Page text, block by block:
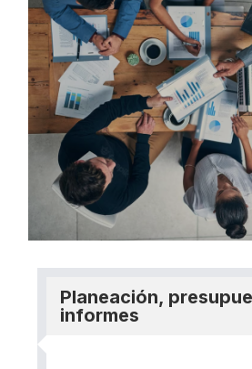
Planeación,
informes